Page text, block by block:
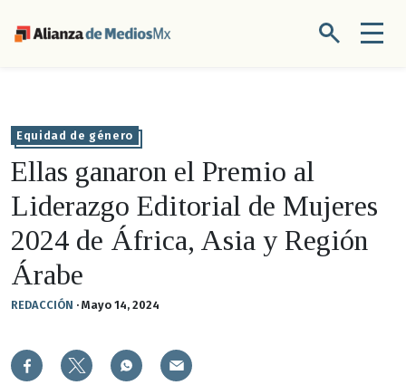
Equidad de género
Ellas ganaron el Premio al
Liderazgo Editorial de Mujeres
2024 de África, Asia y Región
Árabe
REDACCIÓN · Mayo 14, 2024